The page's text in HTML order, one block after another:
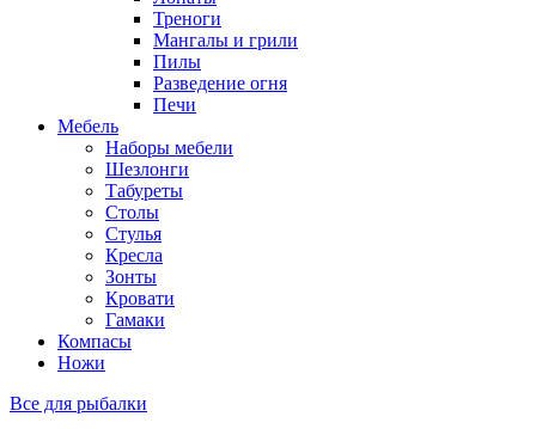
Треноги
Мангалы и грили
Пилы
Разведение огня
Печи
Мебель
Наборы мебели
Шезлонги
Табуреты
Столы
Стулья
Кресла
Зонты
Кровати
Гамаки
Компасы
Ножи
Все для рыбалки